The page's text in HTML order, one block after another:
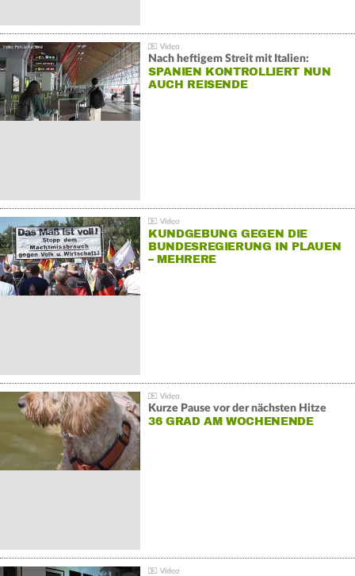
Nach heftigem Streit mit Italien:
SPANIEN KONTROLLIERT NUN
AUCH REISENDE
KUNDGEBUNG GEGEN DIE
BUNDESREGIERUNG IN PLAUEN
– MEHRERE
Kurze Pause vor der nächsten Hitze
36 GRAD AM WOCHENENDE